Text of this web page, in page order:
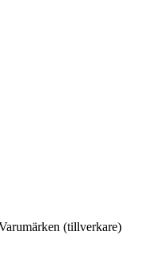
(tillverkare)